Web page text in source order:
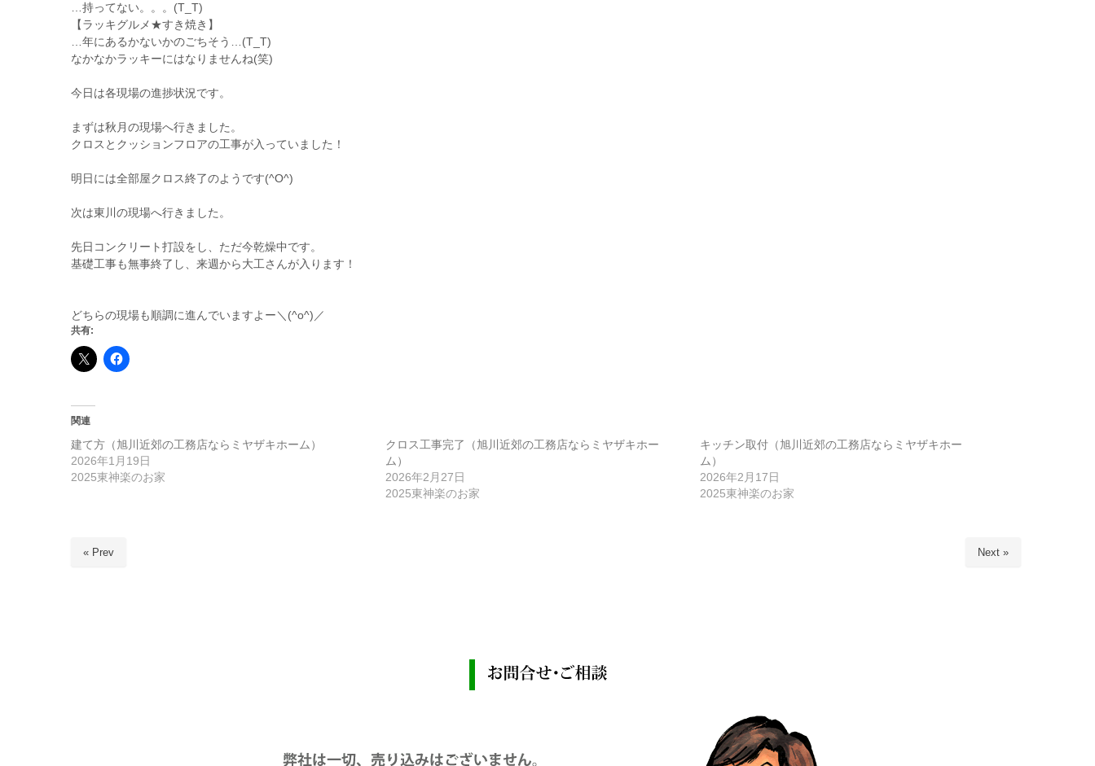
…持ってない。。。(T_T)
【ラッキグルメ★すき焼き】
…年にあるかないかのごちそう…(T_T)
なかなかラッキーにはなりませんね(笑)
今日は各現場の進捗状況です。
まずは秋月の現場へ行きました。
クロスとクッションフロアの工事が入っていました！
明日には全部屋クロス終了のようです(^O^)
次は東川の現場へ行きました。
先日コンクリート打設をし、ただ今乾燥中です。
基礎工事も無事終了し、来週から大工さんが入ります！
どちらの現場も順調に進んでいますよー＼(^o^)／
共有:
関連
建て方（旭川近郊の工務店ならミヤザキホーム）
2026年1月19日
2025東神楽のお家
クロス工事完了（旭川近郊の工務店ならミヤザキホー
ム）
2026年2月27日
2025東神楽のお家
キッチン取付（旭川近郊の工務店ならミヤザキホー
ム）
2026年2月17日
2025東神楽のお家
« Prev Next »